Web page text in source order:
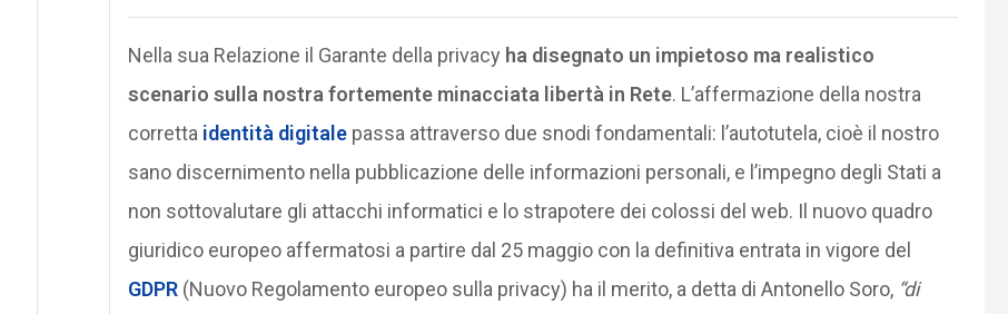
Nella sua Relazione il Garante della privacy ha disegnato un impietoso ma realistico
scenario sulla nostra fortemente minacciata libertà in Rete. L’affermazione della nostra
corretta identità digitalepassa attraverso due snodi fondamentali: l’autotutela, cioè il nostro
sano discernimento nella pubblicazione delle informazioni personali, e l’impegno degli Stati a
non sottovalutare gli attacchi informatici e lo strapotere dei colossi del web. Il nuovo quadro
giuridico europeo affermatosi a partire dal 25 maggio con la definitiva entrata in vigore del
GDPR (Nuovo Regolamento europeo sulla privacy) ha il merito, a detta di Antonello Soro,“di